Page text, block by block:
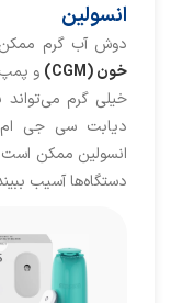
انسولین
دوش آب گرم ممکن
خون (CGM)
و
خیلی گرم می‌تواند
انسولین ممکن
دستگاه‌ها آسیب